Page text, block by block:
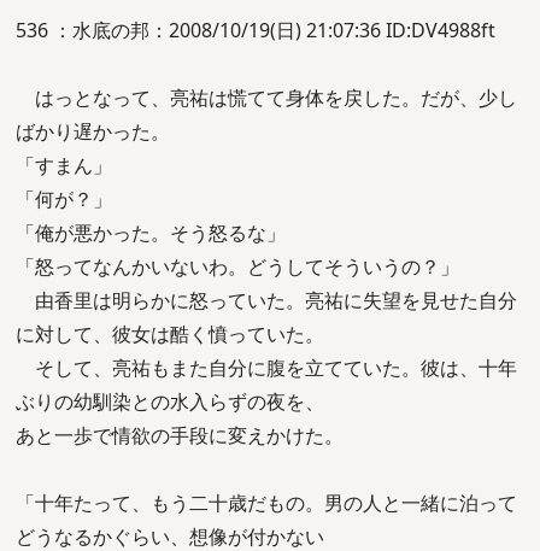
536 ：水底の邦：2008/10/19(日) 21:07:36 ID:DV4988ft
はっとなって、亮祐は慌てて身体を戻した。だが、少し
ばかり遅かった。
「すまん」
「何が？」
「俺が悪かった。そう怒るな」
「怒ってなんかいないわ。どうしてそういうの？」
由香里は明らかに怒っていた。亮祐に失望を見せた自分
に対して、彼女は酷く憤っていた。
そして、亮祐もまた自分に腹を立てていた。彼は、十年
ぶりの幼馴染との水入らずの夜を、
あと一歩で情欲の手段に変えかけた。
「十年たって、もう二十歳だもの。男の人と一緒に泊って
どうなるかぐらい、想像が付かない